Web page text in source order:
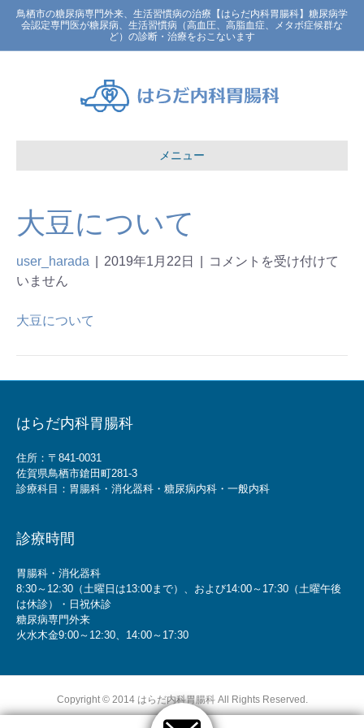
鳥栖市の糖尿病専門外来、生活習慣病の治療【はらだ内科胃腸科】糖尿病学
会認定専門医が糖尿病、生活習慣病（高血圧、高脂血症、メタボ症候群な
ど）の診断・治療をおこないます
メニュー
大豆について
user_harada 2019年1月22日
コメントを受け付けて
いません
大豆について
はらだ内科胃腸科
住所：〒841-0031
佐賀県鳥栖市鎗田町281-3
診療科目：胃腸科・消化器科・糖尿病内科・一般内科
診療時間
胃腸科・消化器科
8:30～12:30（土曜日は13:00まで）、および14:00～17:30（土曜午後
は休診）・日祝休診
糖尿病専門外来
火水木金9:00～12:30、14:00～17:30
Copyright © 2014 はらだ内科胃腸科 All Rights Reserved.